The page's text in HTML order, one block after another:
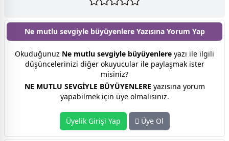
Ne mutlu sevgiyle büyüyenlere Yazısına Yorum Yap
Okuduğunuz Ne mutlu sevgiyle büyüyenlere yazı ile ilgili
düşüncelerinizi diğer okuyucular ile paylaşmak ister
misiniz?
NE MUTLU SEVGİYLE BÜYÜYENLERE yazısına yorum
yapabilmek için üye olmalısınız.
Üyelik Girişi Yap Üye Ol